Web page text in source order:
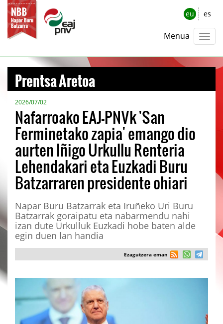
eu es
Menua
Prentsa Aretoa
2026/07/02
Nafarroako EAJ-PNVk 'San
Ferminetako zapia' emango dio
aurten Iñigo Urkullu Renteria
Lehendakari eta Euzkadi Buru
Batzarraren presidente ohiari
Napar Buru Batzarrak eta Iruñeko Uri Buru
Batzarrak goraipatu eta nabarmendu nahi
izan dute Urkulluk Euzkadi hobe baten alde
egin duen lan handia
Ezagutzera eman